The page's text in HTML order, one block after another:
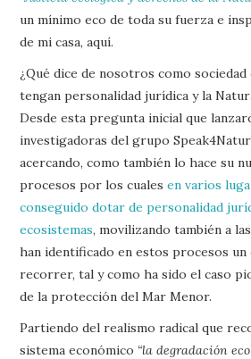
un mínimo eco de toda su fuerza e
de mi casa, aquí.
¿Qué dice de nosotros como sociedad
tengan personalidad jurídica y la
Desde esta pregunta inicial que
investigadoras del grupo
acercando, como también lo hace su
procesos por los cualesen varios
conseguido dotar de personalidad
ecosistemas, movilizando también a
han identificado en estos procesos un
recorrer, tal y como ha sido el caso
de la protección del Mar Menor.
Partiendo del realismo radical que
sistema económico “la degradación